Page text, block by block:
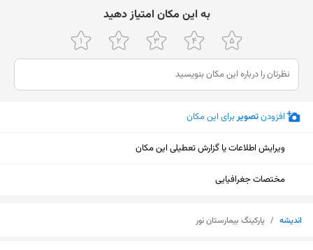
ﺑﻪ اﯾﻦ ﻣﮑﺎن اﻣﺘﯿﺎز دﻫﯿﺪ
افزودنتصویربرای این مکان
ویرایش اطلاعات یا گزارش تعطیلی این مکان
مختصات جغرافیایی
اندیشه / پارکینگ بیمارستان نور